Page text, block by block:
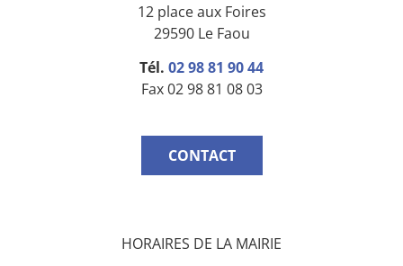
12 place aux Foires
29590 Le Faou
Tél. 02 98 81 90 44
Fax 02 98 81 08 03
CONTACT
HORAIRES DE LA MAIRIE